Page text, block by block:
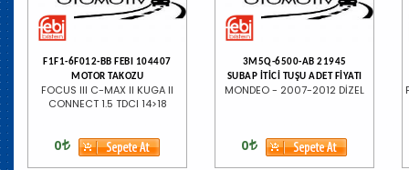
F1F1-6F012-BB FEBI 104407
MOTOR TAKOZU
FOCUS III C-MAX II KUGA II
CONNECT 1.5 TDCI 14>18
0
3M5Q-6500-AB 21945
SUBAP İTİCİ TUŞU ADET FİYATI
MONDEO - 2007-2012 DİZEL
0